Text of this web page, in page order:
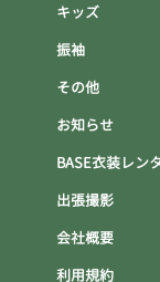
キッズ
振袖
その他
お知らせ
BASE衣装レン
出張撮影
会社概要
利用規約